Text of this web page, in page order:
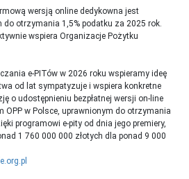
wersją online dedykowna jest
otrzymania 1,5% podatku za 2025 rok.
wspiera Organizacje Pożytku
e-PITów w 2026 roku wspieramy ideę
od lat sympatyzuje i wspiera konkretne
o udostępnieniu bezpłatnej wersji on-line
w Polsce, uprawnionym do otrzymania
programowi e-pity od dnia jego premiery,
1 760 000 000 złotych dla ponad 9 000